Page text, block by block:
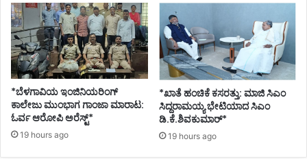
*ಬೆಳಗಾವಿಯ ಇಂಜಿನಿಯರಿಂಗ್‌
ಕಾಲೇಜು ಮುಂಭಾಗ ಗಾಂಜಾ ಮಾರಾಟ:
ಓರ್ವ ಆರೋಪಿ ಅರೆಸ್ಟ್*
19 hours ago
*ಖಾತೆ ಹಂಚಿಕೆ ಕಸರತ್ತು: ಮಾಜಿ ಸಿಎಂ
ಸಿದ್ದರಾಮಯ್ಯ ಭೇಟಿಯಾದ ಸಿಎಂ
ಡಿ.ಕೆ.ಶಿವಕುಮಾರ್*
19 hours ago